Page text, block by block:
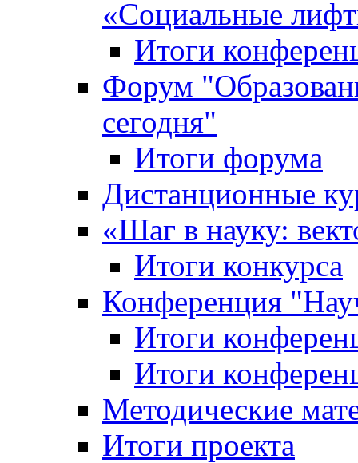
«Cоциальные
Итоги
Форум
сегодня"
Итоги форума
Дистанционные
«Шаг в науку:
Итоги конкурса
Конференция
Итоги
Итоги
Методические
Итоги проекта